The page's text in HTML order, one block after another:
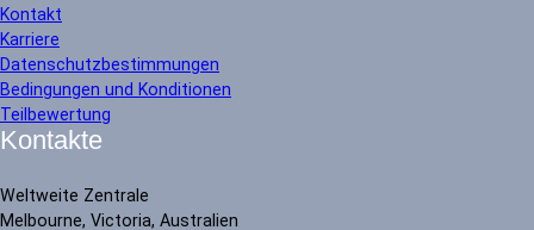
Kontakt
Karriere
Datenschutzbestimmungen
Bedingungen und Konditionen
Teilbewertung
Kontakte
Weltweite Zentrale
Melbourne, Victoria, Australien